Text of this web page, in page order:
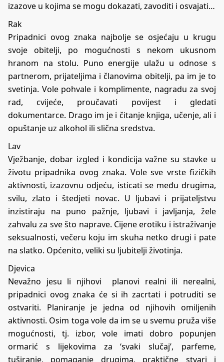
izazove u kojima se mogu dokazati, zavoditi i osvajati…
Rak
Pripadnici ovog znaka najbolje se osjećaju u krugu
svoje obitelji, po mogućnosti s nekom ukusnom
hranom na stolu. Puno energije ulažu u odnose s
partnerom, prijateljima i članovima obitelji, pa im je to
svetinja. Vole pohvale i komplimente, nagradu za svoj
rad, cvijeće, proučavati povijest i gledati
dokumentarce. Drago im je i čitanje knjiga, učenje, ali i
opuštanje uz alkohol ili slična sredstva.
Lav
Vježbanje, dobar izgled i kondicija važne su stavke u
životu pripadnika ovog znaka. Vole sve vrste fizičkih
aktivnosti, izazovnu odjeću, isticati se među drugima,
svilu, zlato i štedjeti novac. U ljubavi i prijateljstvu
inzistiraju na puno pažnje, ljubavi i javljanja, žele
zahvalu za sve što naprave. Cijene erotiku i istraživanje
seksualnosti, večeru koju im skuha netko drugi i pate
na slatko. Općenito, veliki su ljubitelji životinja.
Djevica
Nevažno jesu li njihovi planovi realni ili nerealni,
pripadnici ovog znaka će si ih zacrtati i potruditi se
ostvariti. Planiranje je jedna od njihovih omiljenih
aktivnosti. Osim toga vole da im se u svemu pruža više
mogućnosti, tj. izbor, vole imati dobro popunjen
ormarić s lijekovima za ‘svaki slučaj’, parfeme,
tuširanje, pomaganje drugima, praktične stvari i